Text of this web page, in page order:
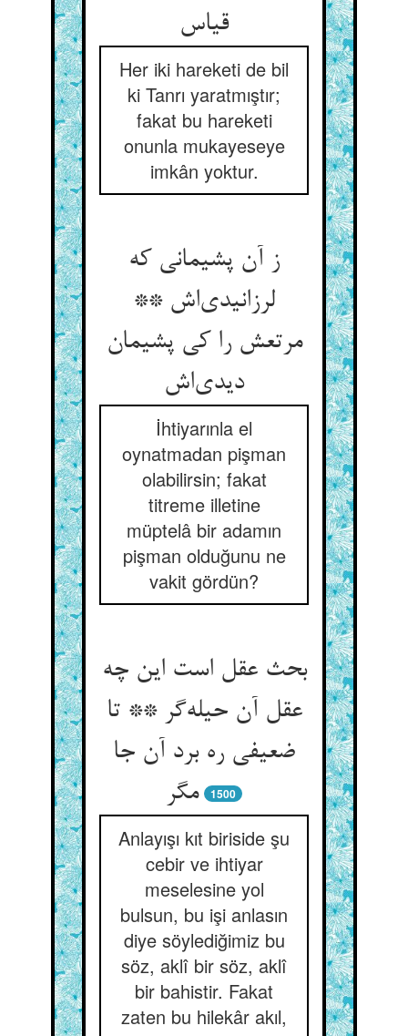
Her iki hareketi de bil
ki Tanrı yaratmıştır;
fakat bu hareketi
onunla mukayeseye
imkân yoktur.
ز آن پشیمانی که
لرزانیدی‌‌اش **
مرتعش را کی پشیمان
İhtiyarınla el
oynatmadan pişman
olabilirsin; fakat
titreme illetine
müptelâ bir adamın
pişman olduğunu ne
vakit gördün?
بحث عقل است این چه
عقل آن حیله‌‌گر ** تا
ضعیفی ره برد آن جا
مگر
1500
Anlayışı kıt biriside şu
cebir ve ihtiyar
meselesine yol
bulsun, bu işi anlasın
diye söylediğimiz bu
söz, aklî bir söz, aklî
bir bahistir. Fakat
zaten bu hilekâr akıl,